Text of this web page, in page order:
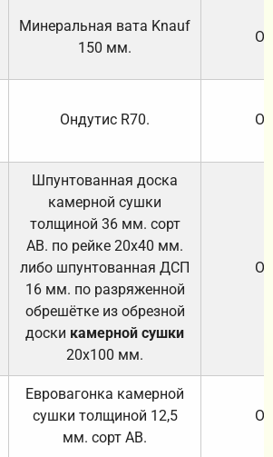
Минеральная вата Knauf
150 мм.
Ондутис R70.
Шпунтованная доска
камерной сушки
толщиной 36 мм. сорт
АВ. по рейке 20х40 мм.
либо шпунтованная ДСП
16 мм. по разряженной
обрешётке из обрезной
доски камерной сушки
20х100 мм.
Евровагонка камерной
сушки толщиной 12,5
мм. сорт АВ.